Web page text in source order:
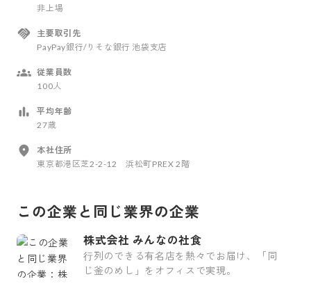
非上場
主要取引先
PayPay銀行/りそな銀行 池袋支店
従業員数
100人
平均年齢
27歳
本社住所
東京都港区芝2-2-12 浜松町PREX 2階
この企業と同じ業界の企業
株式会社 みんなの社食
⾏列のできる有名店を熱々でお届け、「同
じ釜のめし」をオフィスで実現。